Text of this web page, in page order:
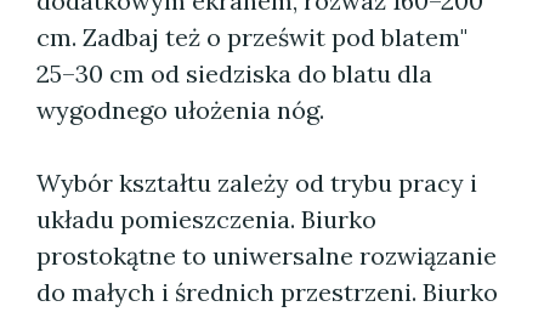
cm. Zadbaj też o prześwit pod blatem"
25–30 cm od siedziska do blatu dla
wygodnego ułożenia nóg.
Wybór kształtu zależy od trybu pracy i
układu pomieszczenia. Biurko
prostokątne to uniwersalne rozwiązanie
do małych i średnich przestrzeni. Biurko